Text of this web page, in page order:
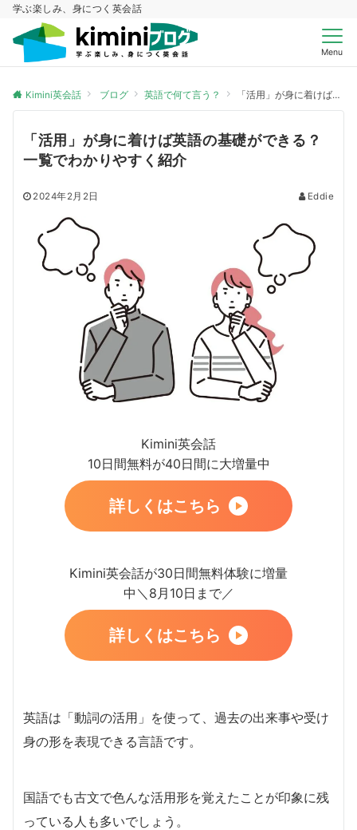
学ぶ楽しみ、身につく英会話
Menu
Kimini英会話 ブログ 英語で何て言う？ 「活用」が身に着けば英語の基礎ができる？一覧でわかりやすく紹介
「活用」が身に着けば英語の基礎ができる？
一覧でわかりやすく紹介
2024年2月2日 Eddie
Kimini英会話
10日間無料が40日間に大増量中
詳しくはこちら
Kimini英会話が30日間無料体験に増量
中＼8月10日まで／
詳しくはこちら
英語は「動詞の活用」を使って、過去の出来事や受け
身の形を表現できる言語です。
国語でも古文で色んな活用形を覚えたことが印象に残
っている人も多いでしょう。